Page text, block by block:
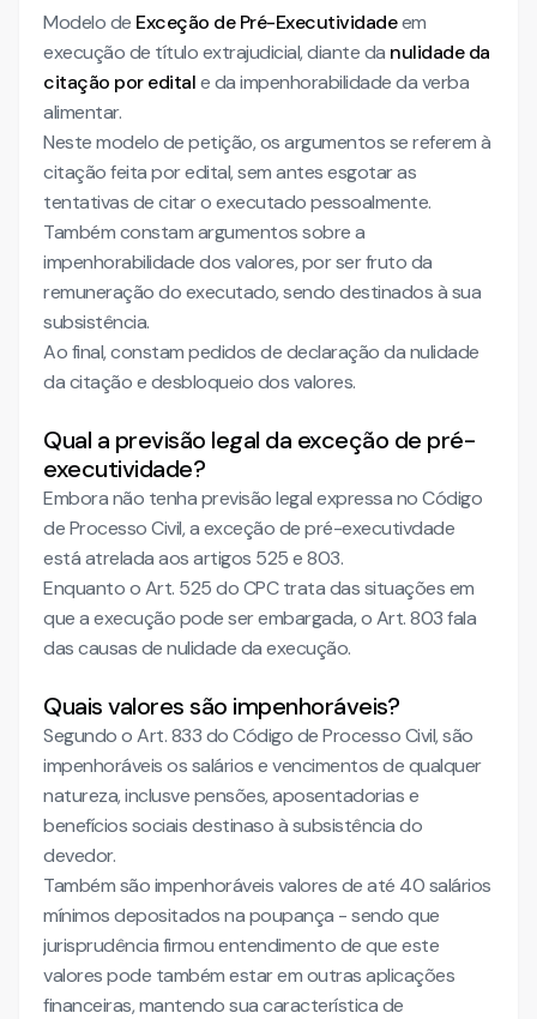
Modelo de Exceção de Pré-Executividadeem
execução de título extrajudicial, diante da nulidade da
citação por editale da impenhorabilidade da verba
alimentar.
Neste modelo de petição, os argumentos se referem à
citação feita por edital, sem antes esgotar as
tentativas de citar o executado pessoalmente.
Também constam argumentos sobre a
impenhorabilidade dos valores, por ser fruto da
remuneração do executado, sendo destinados à sua
subsistência.
Ao final, constam pedidos de declaração da nulidade
da citação e desbloqueio dos valores.
Qual a previsão legal da exceção de pré-
executividade?
Embora não tenha previsão legal expressa no Código
de Processo Civil, a exceção de pré-executivdade
está atrelada aos artigos 525 e 803.
Enquanto o Art. 525 do CPC trata das situações em
que a execução pode ser embargada, o Art. 803 fala
das causas de nulidade da execução.
Quais valores são impenhoráveis?
Segundo o Art. 833 do Código de Processo Civil, são
impenhoráveis os salários e vencimentos de qualquer
natureza, inclusve pensões, aposentadorias e
benefícios sociais destinaso à subsistência do
devedor.
Também são impenhoráveis valores de até 40 salários
mínimos depositados na poupança - sendo que
jurisprudência firmou entendimento de que este
valores pode também estar em outras aplicações
financeiras, mantendo sua característica de